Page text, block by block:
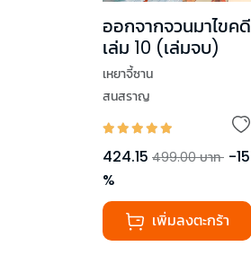
ออกจากจวนมาไขคดี
เล่ม 10 (เล่มจบ)
เหยาจี้ซาน
สนสราญ
424.15 499.00 บาท -15
%
เพิ่มลงตะกร้า